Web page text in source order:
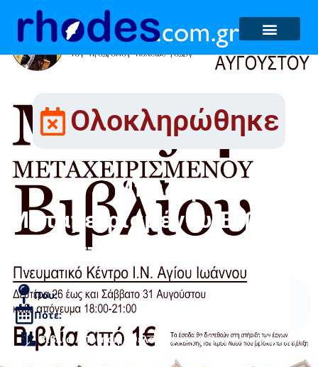
Ολοκληρώθηκε
Μπαζάρ
Μεταχειρισμένου Βιβλίου
στον Άη Γιάννη
Που:
Πότε:
Βιβλίο / Ποίηση , Εθελοντισμός & Κοινωνική Δράση